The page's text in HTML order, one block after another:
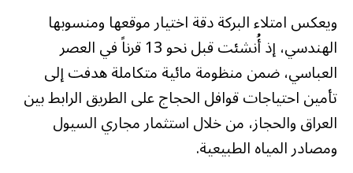
ويعكس امتلاء البركة دقة اختيار موقعها ومنسوبها
الهندسي، إذ أُنشئت قبل نحو 13 قرناً في العصر
العباسي، ضمن منظومة مائية متكاملة هدفت إلى
تأمين احتياجات قوافل الحجاج على الطريق الرابط بين
العراق والحجاز، من خلال استثمار مجاري السيول
ومصادر المياه الطبيعية.